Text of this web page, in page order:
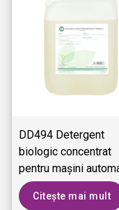
DD494 Detergent
biologic concentrat
pentru mașini
pardoseli
Citește mai mult